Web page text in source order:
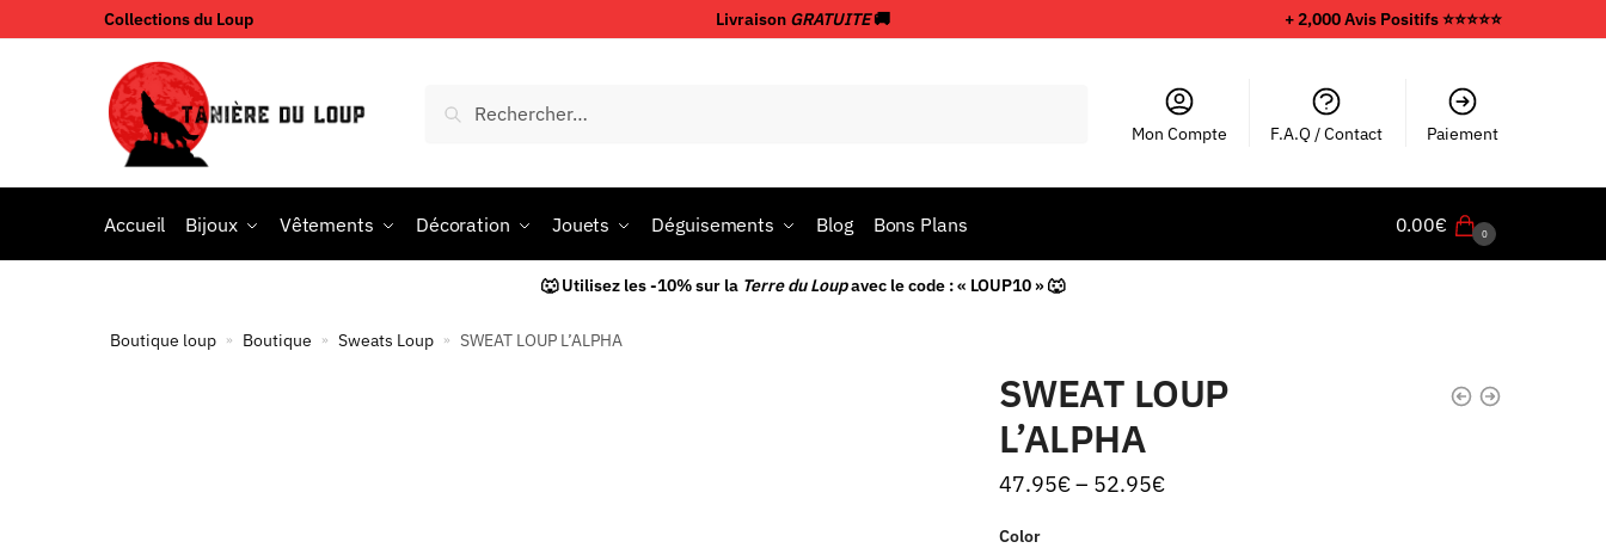
Collections du Loup Livraison GRATUITE🚚 + 2,000 Avis Positifs ⭐️⭐️⭐️⭐️⭐️
Mon Compte F.A.Q / Contact Paiement
Accueil Bijoux Vêtements Décoration Jouets Déguisements Blog Bons Plans 0.00€ 0
🐺 Utilisez les -10% sur la Terre du Loupavec le code : « LOUP10 » 🐺
Boutique loup » Boutique » Sweats Loup » SWEAT LOUP L’ALPHA
SWEAT LOUP
L’ALPHA
47.95€– 52.95€
Color